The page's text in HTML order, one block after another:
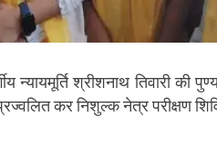
न्यायमूर्ति श्रीशनाथ तिवारी
कर निशुल्क नेत्र परीक्षण